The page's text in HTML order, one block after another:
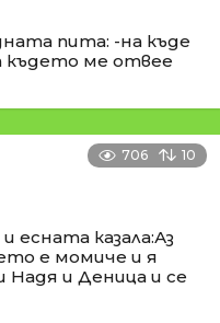
пита: -на къде
където ме отвее
706 10
есната казала:Аз
е момиче и я
Надя и Деница и се